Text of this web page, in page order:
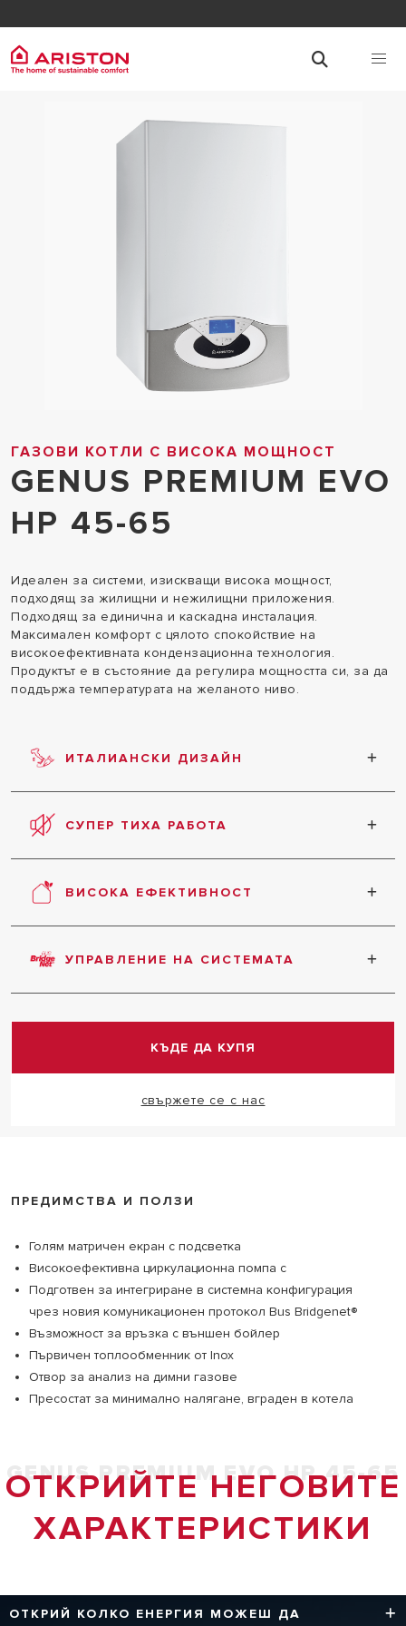
ГАЗОВИ КОТЛИ С ВИСОКА МОЩНОСТ
GENUS PREMIUM EVO
HP 45-65
Идеален за системи, изискващи висока мощност,
подходящ за жилищни и нежилищни приложения.
Подходящ за единична и каскадна инсталация.
Максимален комфорт с цялото спокойствие на
високоефективната кондензационна технология.
Продуктът е в състояние да регулира мощността си, за да
поддържа температурата на желаното ниво.
ИТАЛИАНСКИ ДИЗАЙН
Продуктът се отличава с изключителен
италиански дизайн.
СУПЕР ТИХА РАБОТА
Тишина във всички режими на работа.
ВИСОКА ЕФЕКТИВНОСТ
Продукт, характеризиращ се с висока енергийна
замърсяващи емисии.
УПРАВЛЕНИЕ НА СИСТЕМАТА
Нов комуникационен протокол, проектиран да
КЪДЕ ДА КУПЯ
свържете се с нас
ПРЕДИМСТВА И ПОЛЗИ
Голям матричен екран с подсветка
Високоефективна циркулационна помпа с
Подготвен за интегриране в системна конфигурация
чрез новия комуникационен протокол Bus Bridgenet®
Възможност за връзка с външен бойлер
Първичен топлообменник от Inox
Отвор за анализ на димни газове
Пресостат за минимално налягане, вграден в котела
GENUS PREMIUM EVO HP 45-65
ОТКРИЙТЕ НЕГОВИТЕ
ХАРАКТЕРИСТИКИ
ОТКРИЙ КОЛКО ЕНЕРГИЯ МОЖЕШ ДА